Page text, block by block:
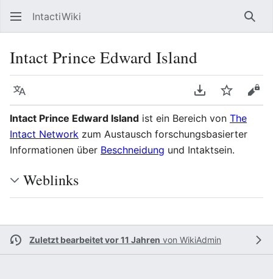
IntactiWiki
Intact Prince Edward Island
Sprache PDF
Intact Prince Edward Island ist ein Bereich von The
Intact Network zum Austausch forschungsbasierter
Informationen über Beschneidung und Intaktsein.
Weblinks
Zuletzt bearbeitet vor 11 Jahren von WikiAdmin